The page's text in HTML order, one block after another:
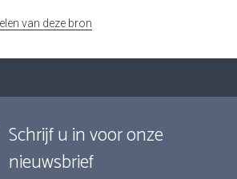
van deze bron
Schrijf u in voor onze
nieuwsbrief